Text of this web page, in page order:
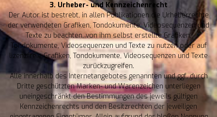
3. Urheber- und Kennzeichenrecht
Der Autor ist bestrebt, in allen Publikationen die Urheberrechte
der verwendeten Grafiken, Tondokumente, Videosequenzen und
Texte zu beachten, von ihm selbst erstellte Grafiken,
Tondokumente, Videosequenzen und Texte zu nutzen oder auf
lizenzfreie Grafiken, Tondokumente, Videosequenzen und Texte
zurückzugreifen.
Alle innerhalb des Internetangebotes genannten und ggf. durch
Dritte geschützten Marken- und Warenzeichen unterliegen
uneingeschränkt den Bestimmungen des jeweils gültigen
Kennzeichenrechts und den Besitzrechten der jeweiligen